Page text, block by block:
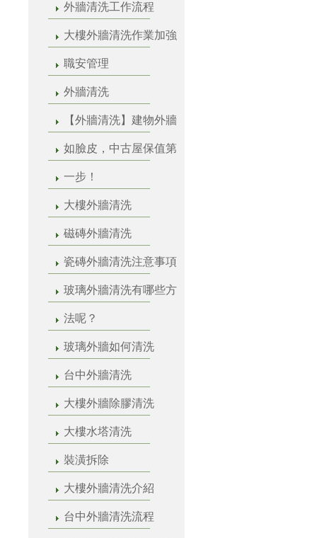
外牆清洗工作流程
大樓外牆清洗作業加強
職安管理
外牆清洗
【外牆清洗】建物外牆
如臉皮，中古屋保值第
一步！
大樓外牆清洗
磁磚外牆清洗
瓷磚外牆清洗注意事項
玻璃外牆清洗有哪些方
法呢？
玻璃外牆如何清洗
台中外牆清洗
大樓外牆除膠清洗
大樓水塔清洗
裝潢拆除
大樓外牆清洗介紹
台中外牆清洗流程